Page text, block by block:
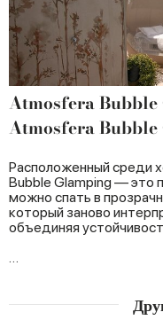
Atmosfera
Atmosfera
Расположенный среди
Bubble Glamping — это
можно спать в
который заново
объединяя
…